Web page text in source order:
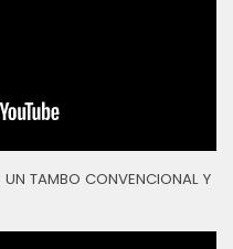
TAMBO CONVENCIONAL Y